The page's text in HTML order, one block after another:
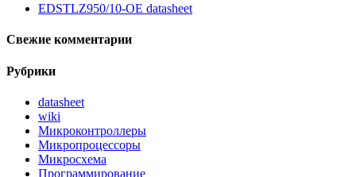
EDSTLZ950/10-OE datasheet
Свежие комментарии
Рубрики
datasheet
wiki
Микроконтроллеры
Микропроцессоры
Микросхема
Программирование